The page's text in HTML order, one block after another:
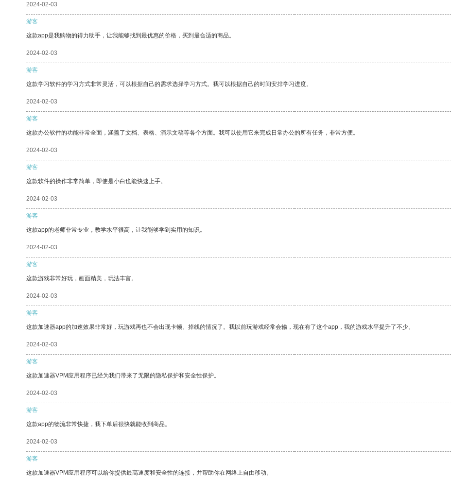
2024-02-03
游客
这款app是我购物的得力助手，让我能够找到最优惠的价格，买到最合适的商品。
2024-02-03
游客
这款学习软件的学习方式非常灵活，可以根据自己的需求选择学习方式。我可以根据自己的时间安排学习进度。
2024-02-03
游客
这款办公软件的功能非常全面，涵盖了文档、表格、演示文稿等各个方面。我可以使用它来完成日常办公的所有任务，非常方便。
2024-02-03
游客
这款软件的操作非常简单，即使是小白也能快速上手。
2024-02-03
游客
这款app的老师非常专业，教学水平很高，让我能够学到实用的知识。
2024-02-03
游客
这款游戏非常好玩，画面精美，玩法丰富。
2024-02-03
游客
这款加速器app的加速效果非常好，玩游戏再也不会出现卡顿、掉线的情况了。我以前玩游戏经常会输，现在有了这个app，我的游戏水平提升了不少。
2024-02-03
游客
这款加速器VPM应用程序已经为我们带来了无限的隐私保护和安全性保护。
2024-02-03
游客
这款app的物流非常快捷，我下单后很快就能收到商品。
2024-02-03
游客
这款加速器VPM应用程序可以给你提供最高速度和安全性的连接，并帮助你在网络上自由移动。